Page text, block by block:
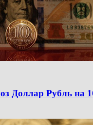
Доллар Рубль на